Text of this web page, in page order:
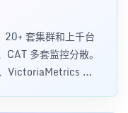
套集群和上千台
多套监控分散。
VictoriaMetrics 和